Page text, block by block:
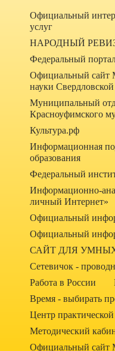
Официальный
услуг
НАРОДНЫЙ
Федеральный
Официальный сайт
науки Свердловской
Муниципальный
Красноуфимского
Культура.рф
Информационная
образования
Федеральный
Информационно-
личный Интернет»
Официальный
Официальный
САЙТ ДЛЯ
Сетевичок -
Работа в России
Время - выбирать
Центр
Методический
Официальный сайт